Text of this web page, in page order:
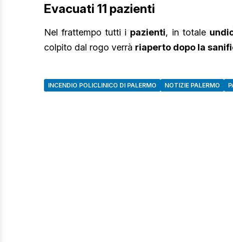
Evacuati 11 pazienti
Nel frattempo tutti i pazienti, in totale
colpito dal rogo verrà riaperto dopo la
INCENDIO POLICLINICO DI PALERMO NOTIZIE PALERMO